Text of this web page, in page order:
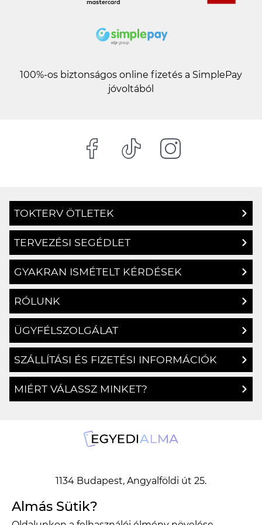
100%-os biztonságos online fizetés a SimplePay
jóvoltából
TOKTERV ÖTLETEK
TERVEZÉSI SEGÉDLET
GYAKRAN ISMÉTELT KÉRDÉSEK
RÓLUNK
ÜGYFÉLSZOLGÁLAT
SZÁLLÍTÁSI ÉS FIZETÉSI INFORMÁCIÓK
MIÉRT VÁLASSZ MINKET?
1134 Budapest, Angyalföldi út 25.
info@egyedialma.hu
Almás Sütik?